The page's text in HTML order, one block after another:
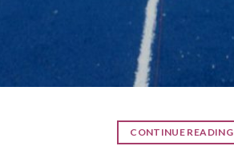
CONTINUE READING